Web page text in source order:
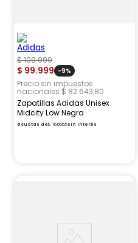
$109.999
$ 99.999 -9%
Precio sin impuestos
nacionales $ 82.643,80
Zapatillas Adidas Unisex
Midcity Low Negra
6 cuotas de$ 16.666,5sin interés